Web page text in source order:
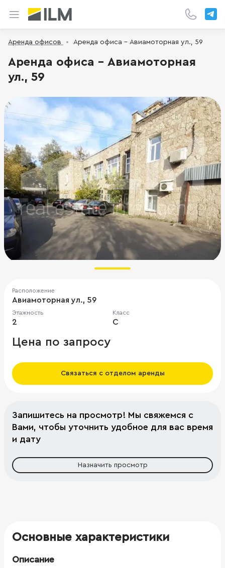
Аренда офисов Аренда офиса - Авиамоторная ул., 59
Аренда офиса - Авиамоторная
ул., 59
Расположение
Авиамоторная ул., 59
Этажность
2
Класс
C
Цена по запросу
Связаться с отделом аренды
Запишитесь на просмотр! Мы свяжемся с
Вами, чтобы уточнить удобное для вас время
и дату
Назначить просмотр
Основные характеристики
Описание